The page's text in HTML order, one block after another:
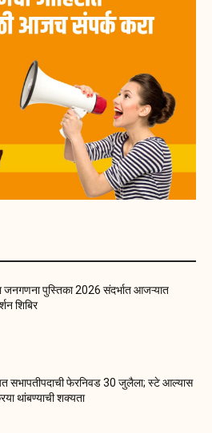
जनगणना पुस्तिका 2026 संदर्भात आजऱ्यात
शिबिर
सभापतीपदाची फेरनिवड 30 जुलैला; स्टे आल्यास
थांबण्याची शक्यता